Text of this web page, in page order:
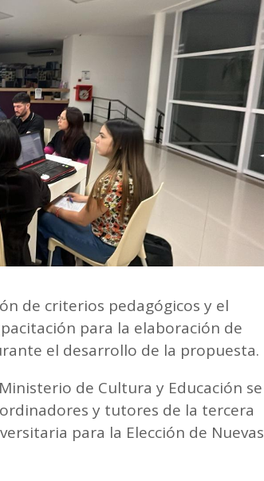
de criterios pedagógicos y el
para la elaboración de
el desarrollo de la propuesta.
de Cultura y Educación se
y tutores de la tercera
para la Elección de Nuevas